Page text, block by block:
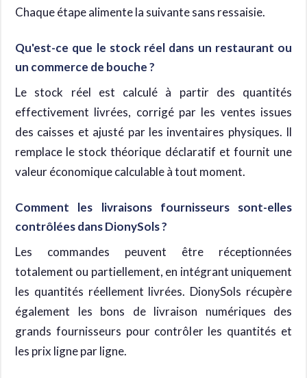
Chaque étape alimente la suivante sans ressaisie.
Qu'est-ce que le stock réel dans un restaurant ou
un commerce de bouche ?
Le stock réel est calculé à partir des quantités
effectivement livrées, corrigé par les ventes issues
des caisses et ajusté par les inventaires physiques. Il
remplace le stock théorique déclaratif et fournit une
valeur économique calculable à tout moment.
Comment les livraisons fournisseurs sont-elles
contrôlées dans DionySols ?
Les commandes peuvent être réceptionnées
totalement ou partiellement, en intégrant uniquement
les quantités réellement livrées. DionySols récupère
également les bons de livraison numériques des
grands fournisseurs pour contrôler les quantités et
les prix ligne par ligne.